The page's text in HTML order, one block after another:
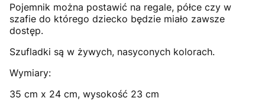
Pojemnik można postawić na regale, półce czy w
szafie do którego dziecko będzie miało zawsze
dostęp.
Szufladki są w żywych, nasyconych kolorach.
Wymiary:
35 cm x 24 cm, wysokość 23 cm